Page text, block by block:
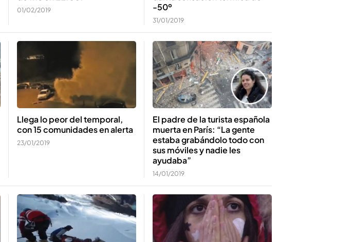
01/02/2019
-50º
31/01/2019
Llega lo peor del temporal,
con 15 comunidades en alerta
23/01/2019
El padre de la turista española
muerta en París: “La gente
estaba grabándolo todo con
sus móviles y nadie les
ayudaba”
14/01/2019